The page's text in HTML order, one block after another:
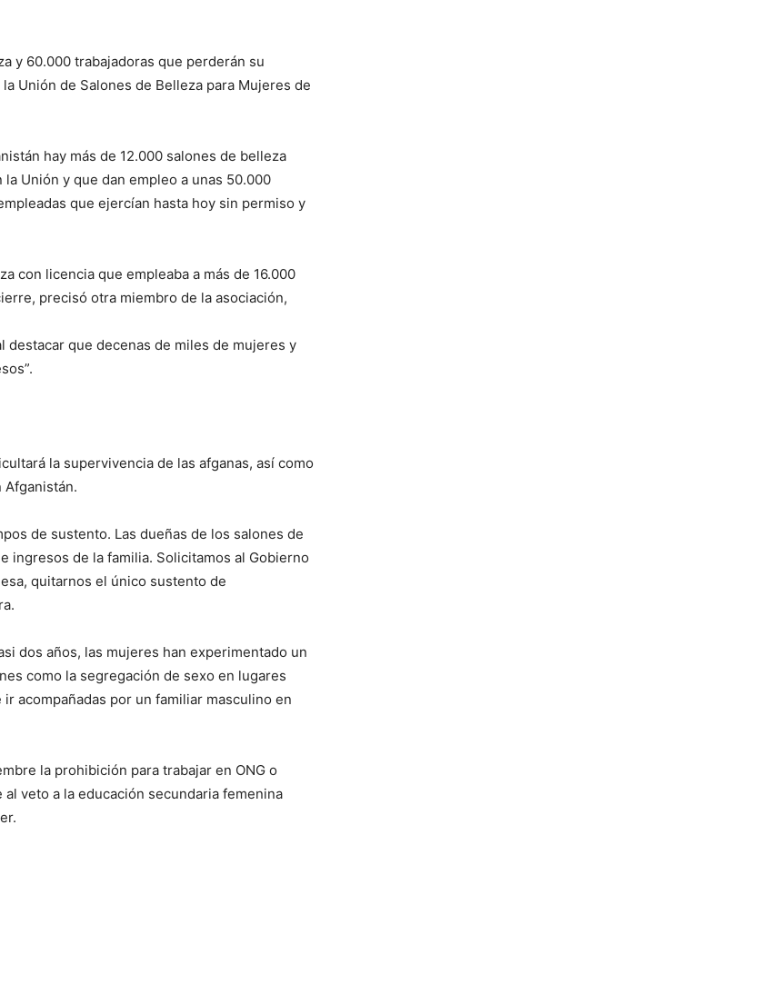
y 60.000 trabajadoras que perderán su
Unión de Salones de Belleza para Mujeres de
hay más de 12.000 salones de belleza
Unión y que dan empleo a unas 50.000
que ejercían hasta hoy sin permiso y
con licencia que empleaba a más de 16.000
precisó otra miembro de la asociación,
destacar que decenas de miles de mujeres y
la supervivencia de las afganas, así como
Afganistán.
de sustento. Las dueñas de los salones de
ingresos de la familia. Solicitamos al Gobierno
quitarnos el único sustento de
dos años, las mujeres han experimentado un
como la segregación de sexo en lugares
acompañadas por un familiar masculino en
la prohibición para trabajar en ONG o
veto a la educación secundaria femenina